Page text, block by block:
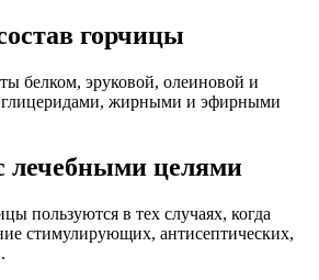
горчицы
белком, эруковой, олеиновой и
глицеридами, жирными и эфирными
лечебными целями
пользуются в тех случаях, когда
стимулирующих, антисептических,